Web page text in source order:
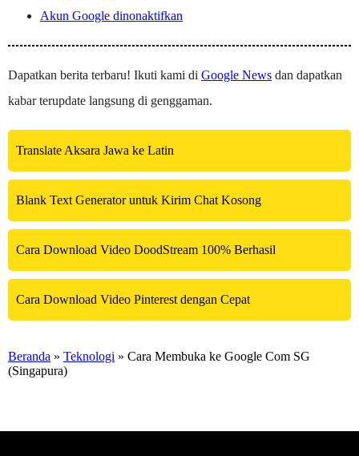
Akun Google dinonaktifkan
Dapatkan berita terbaru! Ikuti kami di Google News dan dapatkan
kabar terupdate langsung di genggaman.
Translate Aksara Jawa ke Latin
Blank Text Generator untuk Kirim Chat Kosong
Cara Download Video DoodStream 100% Berhasil
Cara Download Video Pinterest dengan Cepat
Beranda » Teknologi » Cara Membuka ke Google Com SG
(Singapura)